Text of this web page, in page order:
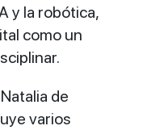
y la robótica,
como un
de
varios